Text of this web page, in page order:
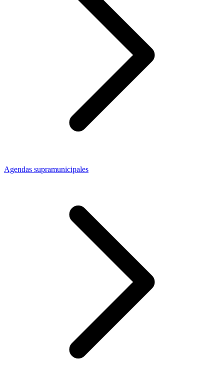
Agendas supramunicipales